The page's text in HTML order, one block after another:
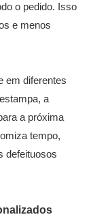
o pedido. Isso
e menos
em diferentes
a
a próxima
tempo,
defeituosos